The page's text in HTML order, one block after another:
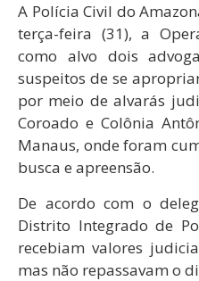
A Polícia Civil do
terça-feira (31), a
como alvo dois
suspeitos de se
por meio de alvarás
Coroado e Colônia
Manaus, onde foram
busca e apreensão.
De acordo com o
Distrito Integrado de
recebiam valores
mas não repassavam o